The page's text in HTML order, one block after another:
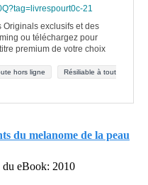
21
Originals exclusifs et des
ou téléchargez pour
premium de votre choix
hors ligne
Résiliable à tout
du melanome de la peau
eBook: 2010